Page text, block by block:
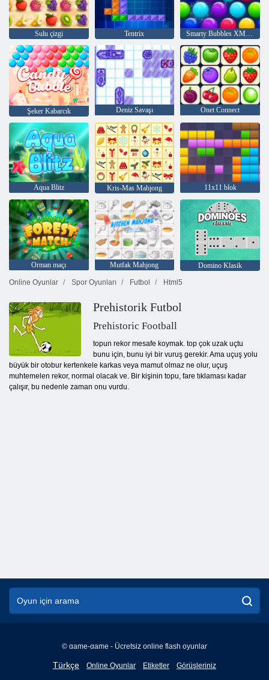
Sulu çizgi Tentrix Smarty Bubbles XMas Sürümü
Şeker Kabarcık Deniz Savaşı Onet Connect
Aqua Blitz Kris-Mas Mahjong 11x11 blok
Orman maçı Mutfak Mahjong
Domino Klasik
Online Oyunlar
Spor Oyunları Futbol Html5
Prehistorik Futbol
Prehistoric Football
topun rekor mesafe koymak. top çok uzak uçtu
bunu için, bunu iyi bir vuruş gerekir. Ama uçuş yolu
büyük bir otobur kertenkele karkas veya mamut olmaz ne olur, uçuş
muhtemelen rekor, normal olacak ve. Bir kişinin topu, fare tıklaması kadar
çalışır, bu nedenle zaman onu vurdu.
© game-game - Ücretsiz online flash oyunlar
Türkçe
English
Online Oyunlar Etiketler Görüşleriniz